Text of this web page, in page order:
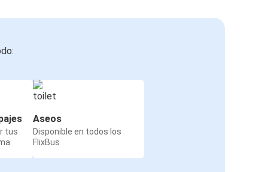
tus
Aseos
Disponible en todos los
FlixBus